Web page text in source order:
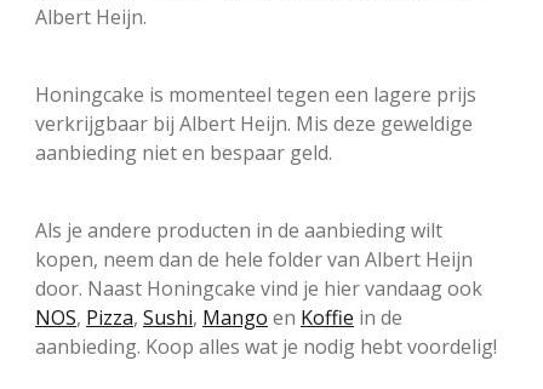
Albert Heijn.
Honingcake is momenteel tegen een lagere prijs
verkrijgbaar bij Albert Heijn. Mis deze geweldige
aanbieding niet en bespaar geld.
Als je andere producten in de aanbieding wilt
kopen, neem dan de hele folder van Albert Heijn
door. Naast Honingcake vind je hier vandaag ook
NOS, Pizza, Sushi, Mango en Koffie in de
aanbieding. Koop alles wat je nodig hebt voordelig!